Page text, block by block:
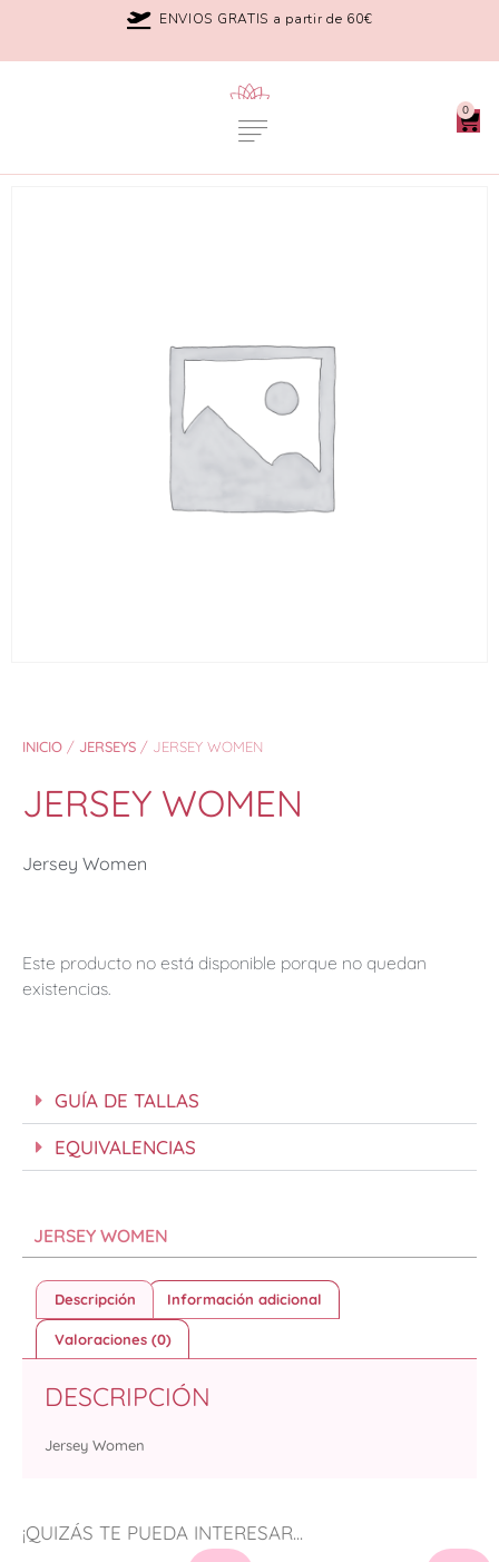
ENVIOS GRATIS a partir de 60€
0
INICIO / JERSEYS / JERSEY WOMEN
JERSEY WOMEN
Jersey Women
Este producto no está disponible porque no quedan
existencias.
GUÍA DE TALLAS
EQUIVALENCIAS
¡QUIZÁS TE PUEDA INTERESAR...
JERSEY WOMEN
Descripción Información adicional
Valoraciones (0)
DESCRIPCIÓN
Jersey Women